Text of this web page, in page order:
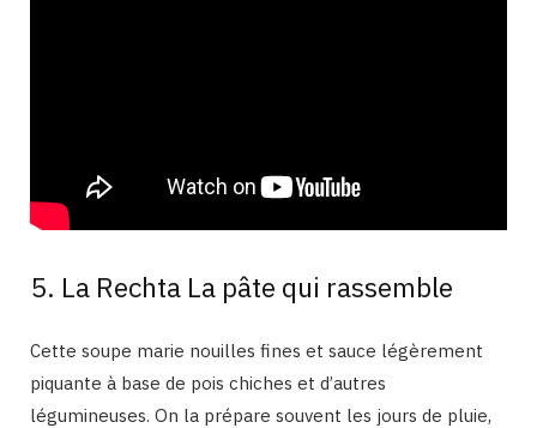
5. La Rechta La pâte qui rassemble
Cette soupe marie nouilles fines et sauce légèrement
piquante à base de pois chiches et d’autres
légumineuses. On la prépare souvent les jours de pluie,